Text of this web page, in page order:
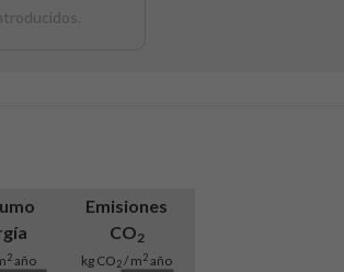
2año
Emisiones
CO2
kg CO2/ m2año